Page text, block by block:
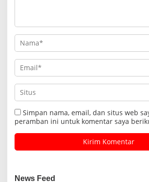
Simpan nama, email, dan situs web
peramban ini untuk komentar saya
News Feed